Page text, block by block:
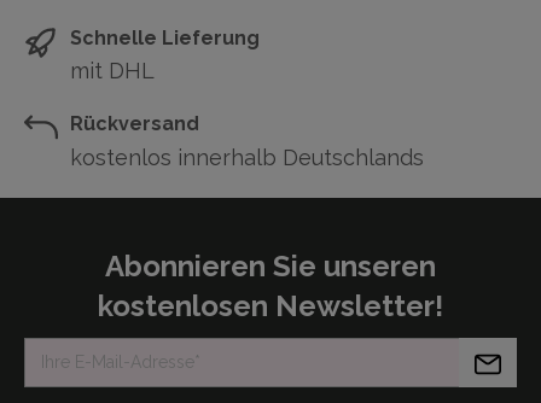
Schnelle Lieferung
mit DHL
Rückversand
kostenlos innerhalb Deutschlands
Abonnieren Sie unseren
kostenlosen Newsletter!